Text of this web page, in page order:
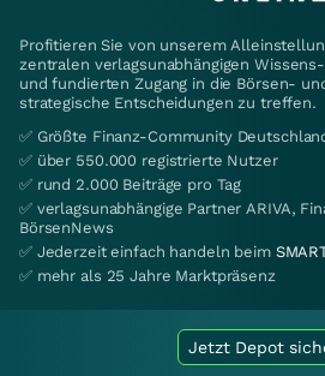
Profitieren Sie von unserem
zentralen verlagsunabhängigen
und fundierten Zugang in die Börsen-
strategische Entscheidungen zu treffen.
✅ Größte Finanz-Community
✅ über 550.000 registrierte Nutzer
✅ rund 2.000 Beiträge pro Tag
✅ verlagsunabhängige Partner ARIVA,
BörsenNews
✅ Jederzeit einfach handeln beim
✅ mehr als 25 Jahre Marktpräsenz
Jetzt Depot